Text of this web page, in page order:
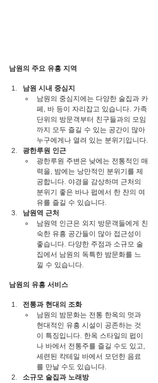
남원의 주요 유흥 지역
남원 시내 중심지
남원의 중심지에는 다양한 술집과 카
페, 바 등이 자리잡고 있습니다. 가족
단위의 방문객부터 친구들과의 모임
까지 모두 즐길 수 있는 공간이 많아
누구에게나 열려 있는 분위기입니다.
광한루원 인근
광한루원 주변은 낮에는 전통적인 매
력을, 밤에는 낭만적인 분위기를 제
공합니다. 야경을 감상하며 근처의
분위기 좋은 바나 펍에서 한 잔의 여
유를 즐길 수 있습니다.
남원역 근처
남원역 인근은 외지 방문객들에게 친
숙한 유흥 공간들이 많아 접근성이
좋습니다. 다양한 주점과 소규모 술
집에서 남원의 독특한 밤문화를 느
낄 수 있습니다.
남원의 유흥 서비스
전통과 현대의 조화
남원의 밤문화는 전통 한옥의 멋과
현대적인 유흥 시설이 공존하는 것
이 특징입니다. 한옥 스타일의 펍이
나 바에서 전통주를 즐길 수도 있고,
세련된 칵테일 바에서 모던한 음료
를 만날 수도 있습니다.
소규모 술집과 노래방